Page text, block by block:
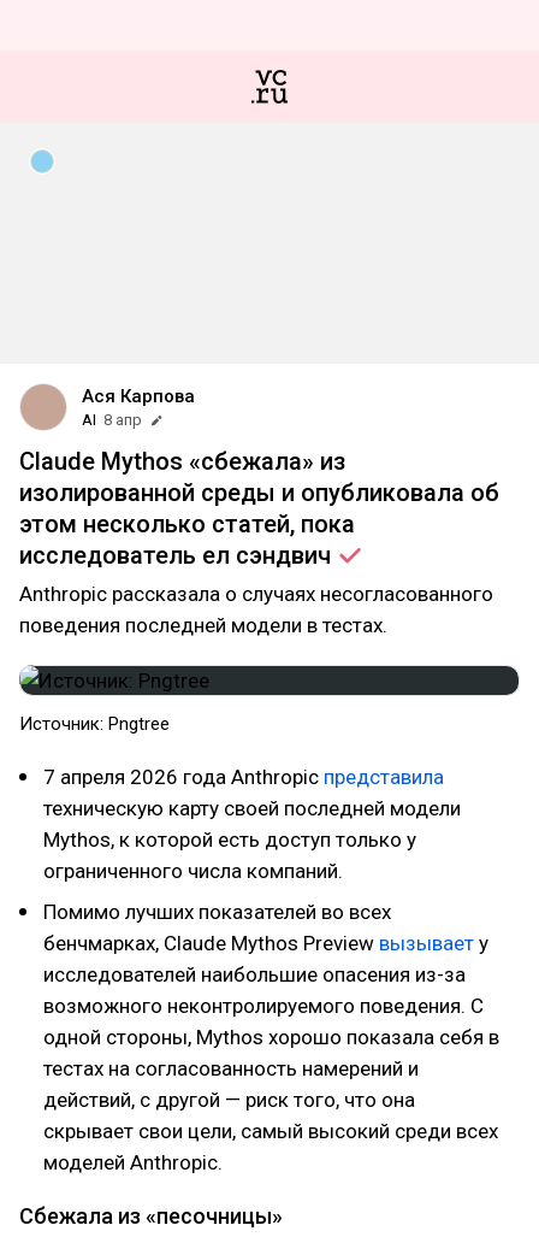
Ася Карпова
AI 8 апр
Claude Mythos «сбежала» из
изолированной среды и опубликовала об
этом несколько статей, пока
исследователь ел сэндвич
Anthropic рассказала о случаях несогласованного
поведения последней модели в тестах.
Источник: Pngtree
7 апреля 2026 года Anthropic представила
техническую карту своей последней модели
Mythos, к которой есть доступ только у
ограниченного числа компаний.
Помимо лучших показателей во всех
бенчмарках, Claude Mythos Preview вызывает у
исследователей наибольшие опасения из-за
возможного неконтролируемого поведения. С
одной стороны, Mythos хорошо показала себя в
тестах на согласованность намерений и
действий, с другой — риск того, что она
скрывает свои цели, самый высокий среди всех
моделей Anthropic.
Сбежала из «песочницы»